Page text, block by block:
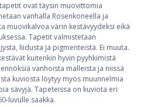
ovat täysin muovittomia
vanhalla Rosenkoneella ja
muovikalvoa värin kestävyydeksi eikä
Tapetit valmistetaan
liidusta ja pigmenteistä. Ei muuta.
kuitenkin hyvin pyyhkimistä
vanhoista malleista ja niissä
kuviosta löytyy myös muunnelmia
sävyjä. Tapeteissa on kuviota eri
luvulle saakka.